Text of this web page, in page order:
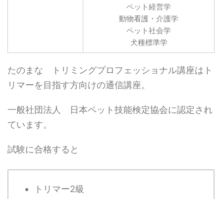
ペット経営学
動物看護・介護学
ペット社会学
犬種標準学
たのまな トリミングプロフェッショナル講座はト
リマーを目指す方向けの通信講座。
一般社団法人 日本ペット技能検定協会に認定され
ています。
試験に合格すると
トリマー2級